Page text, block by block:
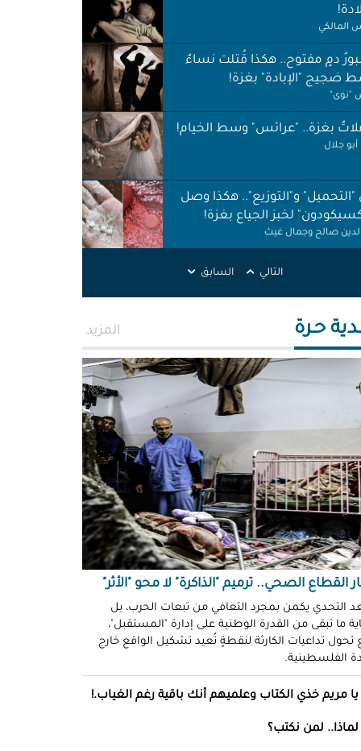
المالكي
دمٍ مفتوح.. هكذا قُتلت نساءٌ
ضجيج "الإبادة" بغزة!
"نوى"
بغزة.. "عرائس" وسط الخيام!
جلال
"التحميل" و"التوزيع".. هكذا وصل
لخبز الجياع بغزة!
الدين صالح وجمال غيث
نظافة في الظل.. لا حقوق ولا
غزة قنابل موقوتة.. خَرابٌ نَخَر
والتربة!
الله التركماني ورشا فرحات
وضحكوا".. انتهاكات جنسية
في سجون "إسرائيل"!
طولكرم بين وعود الإغاثة وواقع
سلامة
الشُّهود.. نهجٌ "إسرائيلي"
من العقاب!
توفيق
"الشبح" بغزة.. هويّات تُكشف
مرة!
قاتلة.. مضادات حيوية في قِطع
كريم"!
التالي السابق
حـرة المزيد
القطاع الصحي.. ترميم "الذاكرة" لا محو "الأثر"
التحدي يكمن بمجرد التعافي من تبعات الحرب، بل
ما تبقى من القدرة الوطنية على إدارة "المستقبل"،
تحول تداعيات الكارثة لنقطةٍ تُعيد تشكيل الواقع خارج
الفلسطينية.
يا مريم خذي الكتاب وعلميهم أنك باقية رغم الغياب.!
لماذا.. لمن نكتب؟